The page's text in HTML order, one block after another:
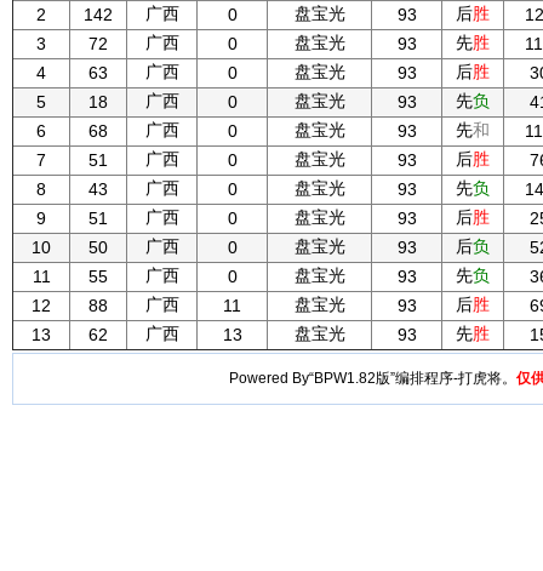
2
142 广西 0 盘宝光 93 后胜
3
72 广西 0 盘宝光 93 先胜
4
63 广西 0 盘宝光 93 后胜
5
18 广西 0 盘宝光 93 先负
6
68 广西 0 盘宝光 93 先和
7
51 广西 0 盘宝光 93 后胜
8
43 广西 0 盘宝光 93 先负
9
51 广西 0 盘宝光 93 后胜
10
50 广西 0 盘宝光 93 后负
11
55 广西 0 盘宝光 93 先负
12
88 广西 11 盘宝光 93 后胜
13
62 广西 13 盘宝光 93 先胜
Powered By“BPW1.82版”编排程序-打虎将。 仅